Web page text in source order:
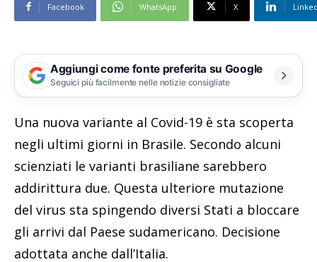
Facebook WhatsApp X
Aggiungi come fonte preferita su Google
Seguici più facilmente nelle notizie consigliate
Una nuova variante al Covid-19 è sta scoperta
negli ultimi giorni in Brasile. Secondo alcuni
scienziati le varianti brasiliane sarebbero
addirittura due. Questa ulteriore mutazione
del virus sta spingendo diversi Stati a bloccare
gli arrivi dal Paese sudamericano. Decisione
adottata anche dall’Italia.